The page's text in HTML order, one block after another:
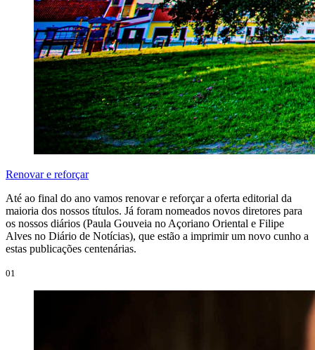
Renovar e reforçar
Até ao final do ano vamos renovar e reforçar a oferta editorial da
maioria dos nossos títulos. Já foram nomeados novos diretores para
os nossos diários (Paula Gouveia no Açoriano Oriental e Filipe
Alves no Diário de Notícias), que estão a imprimir um novo cunho a
estas publicações centenárias.
01